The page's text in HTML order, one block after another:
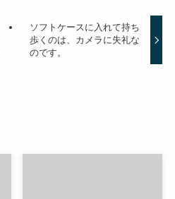
ソフトケースに入れて持ち
歩くのは、カメラに失礼な
のです。